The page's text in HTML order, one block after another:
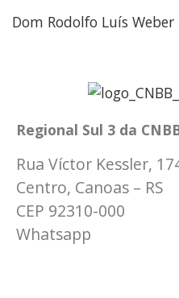
Dom Rodolfo Luís
Regional Sul 3 da
Rua Víctor Kessler,
Centro, Canoas – RS
CEP 92310-000
Whatsapp